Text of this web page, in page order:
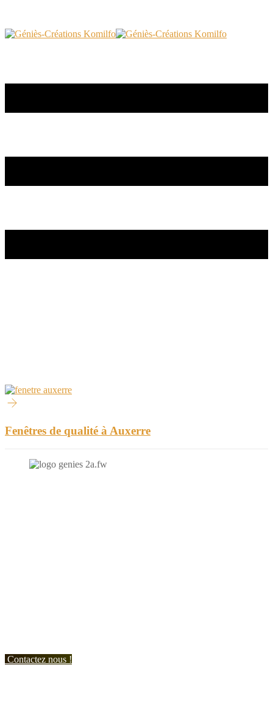
Fenêtres de qualité à Auxerre
Contactez nous !